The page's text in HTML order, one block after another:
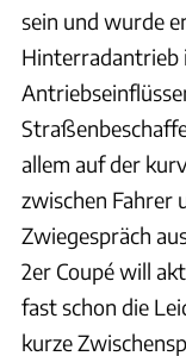
sein und wurde
Hinterradantrieb
allem auf der
zwischen Fahrer
Zwiegespräch
2er Coupé will
fast schon die
kurze